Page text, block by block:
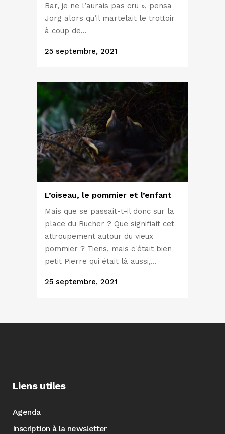
Bar, je ne l’aurais pas cru », pensa
Jorg alors qu’il martelait le trottoir
à coup de...
25 septembre, 2021
L’oiseau, le pommier et l’enfant
Mais que se passait-t-il donc sur la
place du Rucher ? Que signifiait cet
attroupement autour du vieux
pommier ? Tiens, mais c'était bien
petit Pierre qui était là aussi,...
25 septembre, 2021
Liens utiles
Agenda
Inscription à la newsletter